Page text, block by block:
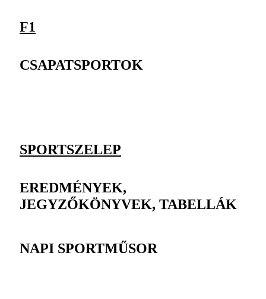
F1
CSAPATSPORTOK
SPORTSZELEP
EREDMÉNYEK,
JEGYZŐKÖNYVEK, TABELLÁK
NAPI SPORTMŰSOR